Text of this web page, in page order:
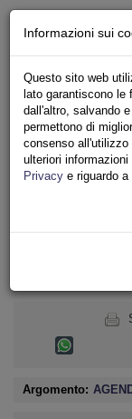
navigation
Argomento:
Informazioni sui
Questo sito web
lato garantiscono
dall'altro, salvando
permettono di
consenso
ulteriori
Privacy e riguardo